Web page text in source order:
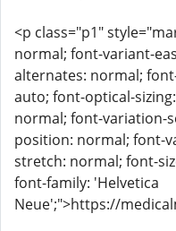
<p class="p1"
normal; font-variant-
alternates: normal;
auto; font-optical-
normal; font-variation-
position: normal; font-
stretch: normal; font-
font-family: 'Helvetica
Neue';">https://